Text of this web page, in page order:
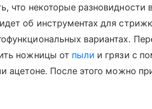
что некоторые разновидности
об инструментах для
вариантах.
ножницы от пыли и грязи с
ацетоне. После этого можно